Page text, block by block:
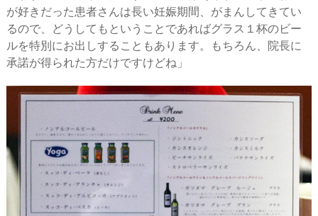
が好きだった患者さんは長い妊娠期間、がまんしてきてい
るので、どうしてもということであればグラス１杯のビー
ルを特別にお出しすることもあります。もちろん、院長に
承諾が得られた方だけですけどね」